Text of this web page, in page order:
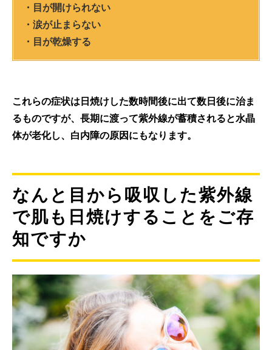
・目が開けられない
・涙が止まらない
・目が乾燥する
これらの症状は日焼けした数時間後に出て数日後に治ま
るものですが、長期に渡って紫外線が蓄積されると水晶
体が老化し、白内障の原因にもなります。
なんと目から吸収した紫外線
で肌も日焼けすることをご存
知ですか